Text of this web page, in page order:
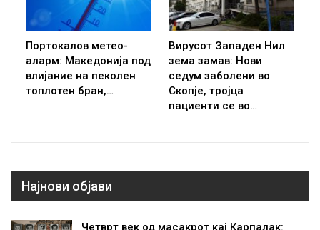
Портокалов метео-
аларм: Македонија под
влијание на пеколен
топлотен бран,…
Вирусот Западен Нил
зема замав: Нови
седум заболени во
Скопје, тројца
пациенти се во…
Најнови објави